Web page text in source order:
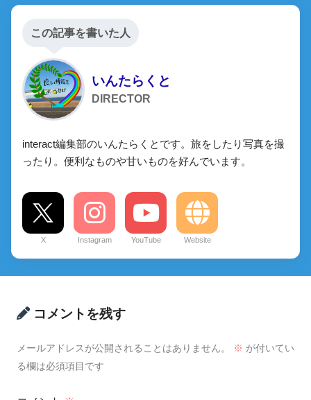
この記事を書いた人
いんたらくと
DIRECTOR
interact編集部のいんたらくとです。旅をしたり写真を撮
ったり。便利なものや甘いものを好んでいます。
X Instagram YouTube Website
コメントを残す
メールアドレスが公開されることはありません。 ※ が付いてい
る欄は必須項目です